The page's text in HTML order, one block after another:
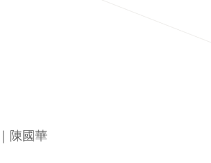
陳國華